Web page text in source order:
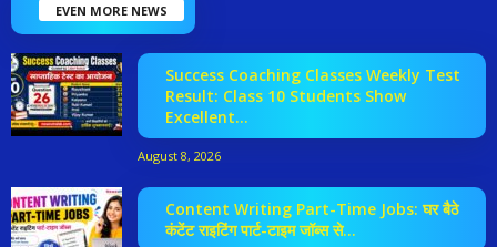
EVEN MORE NEWS
Success Coaching Classes Weekly Test
Result: Class 10 Students Show
Excellent...
August 8, 2026
Content Writing Part-Time Jobs: घर बैठे
कंटेंट राइटिंग पार्ट-टाइम जॉब्स से...